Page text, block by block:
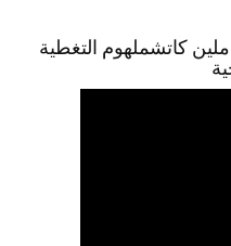
كاتشملهوم التغطية